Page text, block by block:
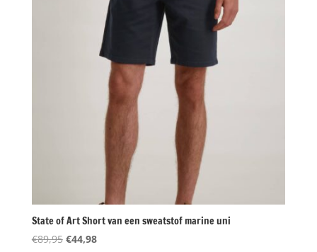
State of Art Short van een sweatstof marine uni
€89,95 Oorspronkelijke
€44,98Huidige